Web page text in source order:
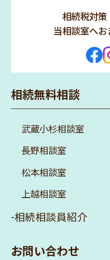
相続税対
当相談室へ
相続無料相談
武蔵小杉相談室
長野相談室
松本相談室
上越相談室
-相続相談員紹介
お問い合わせ